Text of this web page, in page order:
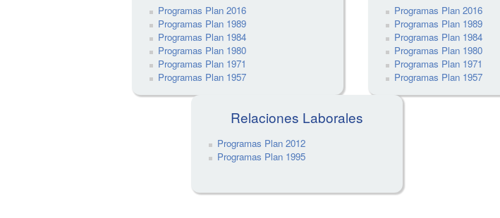
Programas Plan 2016
Programas Plan 1989
Programas Plan 1984
Programas Plan 1980
Programas Plan 1971
Programas Plan 1957
Programas Plan 2016
Programas Plan 1989
Programas Plan 1984
Programas Plan 1980
Programas Plan 1971
Programas Plan 1957
Relaciones Laborales
Programas Plan 2012
Programas Plan 1995